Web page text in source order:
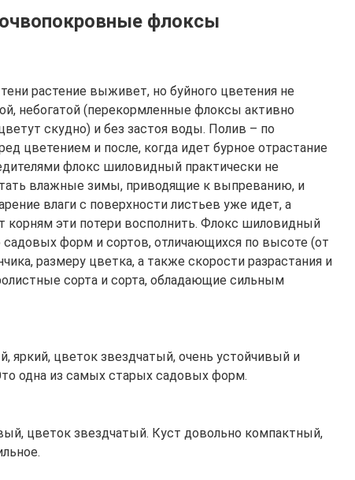
флоксы
растение выживет, но буйного цветения не
небогатой (перекормленные флоксы активно
скудно) и без застоя воды. Полив – по
цветением и после, когда идет бурное отрастание
флокс шиловидный практически не
влажные зимы, приводящие к выпреванию, и
влаги с поверхности листьев уже идет, а
корням эти потери восполнить. Флокс шиловидный
садовых форм и сортов, отличающихся по высоте (от
размеру цветка, а также скорости разрастания и
сорта и сорта, обладающие сильным
яркий, цветок звездчатый, очень устойчивый и
одна из самых старых садовых форм.
цветок звездчатый. Куст довольно компактный,